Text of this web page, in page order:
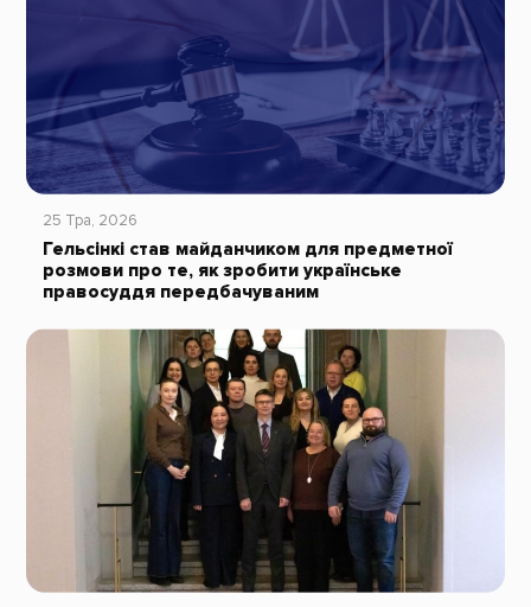
25 Тра, 2026
Гельсінкі став майданчиком для предметної
розмови про те, як зробити українське
правосуддя передбачуваним